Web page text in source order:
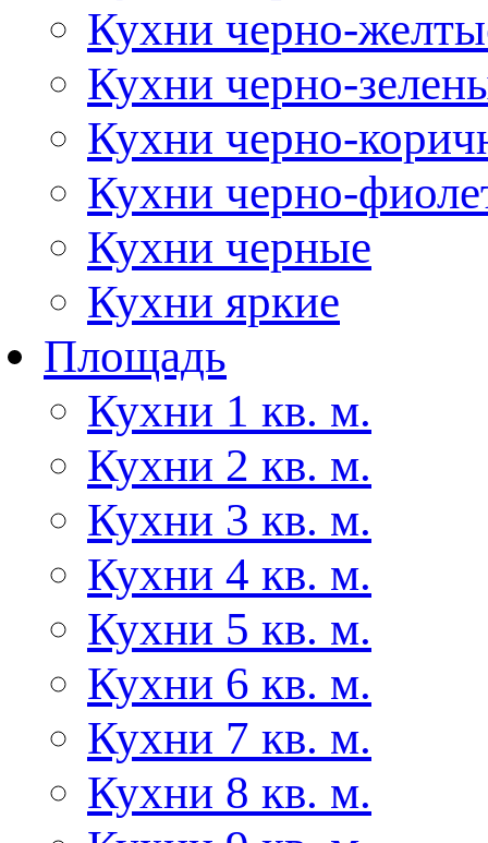
Кухни черно-
Кухни черно-
Кухни черно-
Кухни черно-
Кухни черные
Кухни яркие
Площадь
Кухни 1 кв. м.
Кухни 2 кв. м.
Кухни 3 кв. м.
Кухни 4 кв. м.
Кухни 5 кв. м.
Кухни 6 кв. м.
Кухни 7 кв. м.
Кухни 8 кв. м.